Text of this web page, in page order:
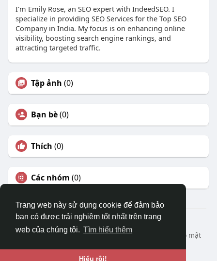
Trang web này sử dụng cookie để đảm bảo
bạn có được trải nghiệm tốt nhất trên trang
web của chúng tôi. Tìm hiểu thêm
Hiểu rồi!
I'm Emily Rose, an SEO expert with IndeedSEO. I
specialize in providing SEO Services for the Top SEO
Company in India. My focus is on enhancing online
visibility, boosting search engine rankings, and
attracting targeted traffic.
Tập ảnh (0)
Bạn bè(0)
Thích (0)
Các nhóm (0)
© 2026 DRVIET.COM
Nhà
Bao Quát Liên hệ chúng tôi
Chính sách bảo mật
Ngôn ngữ